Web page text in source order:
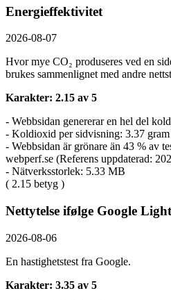
Energieffektivitet
2026-08-07
Hvor mye CO₂ produseres ved en
brukes sammenlignet med andre
Karakter: 2.15 av 5
- Webbsidan genererar en hel del
- Koldioxid per sidvisning: 3.37 gram
- Webbsidan är grönare än 43 % av
webperf.se (Referens uppdaterad:
- Nätverksstorlek: 5.33 MB
( 2.15 betyg )
Nettytelse ifølge Google
2026-08-06
En hastighetstest fra Google.
Karakter: 3.35 av 5